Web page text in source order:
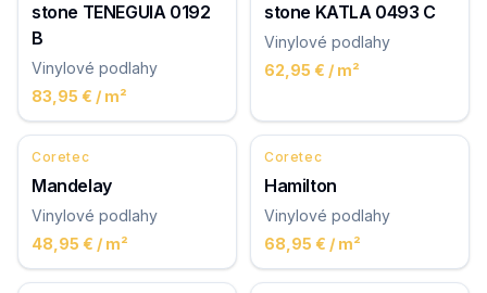
stone TENEGUIA 0192
B
Vinylové podlahy
83,95 € / m²
stone KATLA 0493 C
Vinylové podlahy
62,95 € / m²
Coretec
Mandelay
Vinylové podlahy
48,95 € / m²
Coretec
Hamilton
Vinylové podlahy
68,95 € / m²